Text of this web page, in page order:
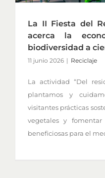
La II Fiesta del
acerca la
biodiversidad a
11 junio 2026 | Reciclaje
La actividad “Del
plantamos y
visitantes prácticas
vegetales y
beneficiosas para el